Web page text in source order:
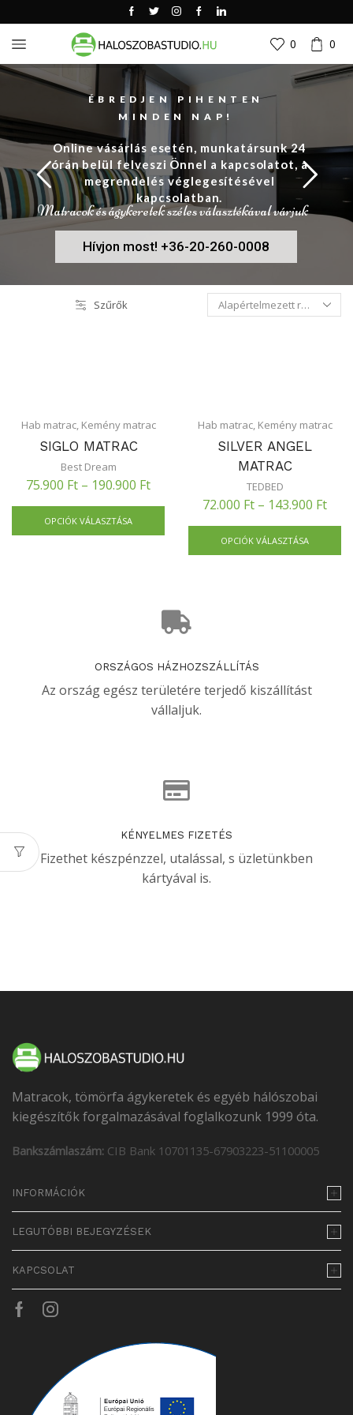
0 0
ÉBREDJEN PIHENTEN
MINDEN NAP!
Matracok és ágykeretek széles választékával várjuk
Online vásárlás esetén, munkatársunk 24
órán belül felveszi Önnel a kapcsolatot, a
megrendelés véglegesítésével
kapcsolatban.
Hívjon most! +36-20-260-0008
Szűrők
Hab matrac, Kemény matrac
SIGLO MATRAC
Best Dream
75.900 Ft – 190.900 Ft
OPCIÓK VÁLASZTÁSA
Hab matrac, Kemény matrac
SILVER ANGEL
MATRAC
TEDBED
72.000 Ft – 143.900 Ft
OPCIÓK VÁLASZTÁSA
ORSZÁGOS HÁZHOZSZÁLLÍTÁS
Az ország egész területére terjedő kiszállítást
vállaljuk.
KÉNYELMES FIZETÉS
Fizethet készpénzzel, utalással, s üzletünkben
kártyával is.
Matracok, tömörfa ágykeretek és egyéb hálószobai
kiegészítők forgalmazásával foglalkozunk 1999 óta.
Bankszámlaszám: CIB Bank 10701135-67903223-51100005
INFORMÁCIÓK
LEGUTÓBBI BEJEGYZÉSEK
KAPCSOLAT
FacebookInstagram